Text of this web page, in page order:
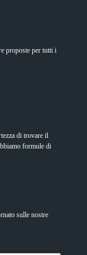
proposte per tutti i
di trovare il
formule di
sulle nostre